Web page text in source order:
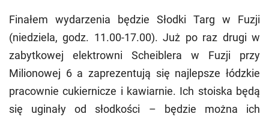
Finałem wydarzenia będzie Słodki Targ w Fuzji
(niedziela, godz. 11.00-17.00). Już po raz drugi w
zabytkowej elektrowni Scheiblera w Fuzji przy
Milionowej 6 a zaprezentują się najlepsze łódzkie
pracownie cukiernicze i kawiarnie. Ich stoiska będą
się uginały od słodkości – będzie można ich